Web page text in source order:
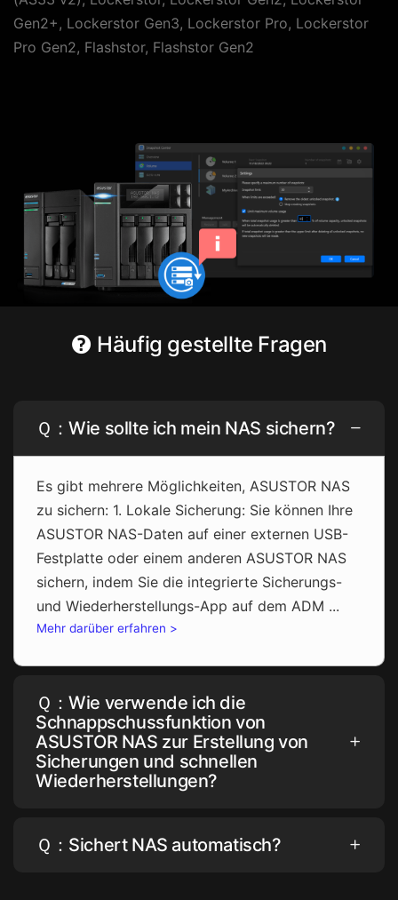
Gen2+, Lockerstor Gen3, Lockerstor Pro, Lockerstor
Pro Gen2, Flashstor, Flashstor Gen2
Häufig gestellte Fragen
Ｑ：Wie sollte ich mein NAS sichern?
Es gibt mehrere Möglichkeiten, ASUSTOR NAS
zu sichern: 1. Lokale Sicherung: Sie können Ihre
ASUSTOR NAS-Daten auf einer externen USB-
Festplatte oder einem anderen ASUSTOR NAS
sichern, indem Sie die integrierte Sicherungs-
und Wiederherstellungs-App auf dem ADM ...
Mehr darüber erfahren >
Ｑ：Wie verwende ich die
Schnappschussfunktion von
ASUSTOR NAS zur Erstellung von
Sicherungen und schnellen
Wiederherstellungen?
Ｑ：Sichert NAS automatisch?